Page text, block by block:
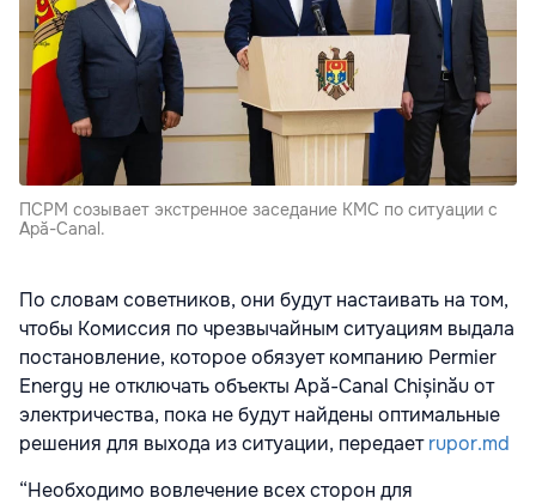
ПСРМ созывает экстренное заседание КМС по ситуации с
Apă-Canal.
По словам советников, они будут настаивать на том,
чтобы Комиссия по чрезвычайным ситуациям выдала
постановление, которое обязует компанию Permier
Energy не отключать объекты Apă-Canal Chișinău от
электричества, пока не будут найдены оптимальные
решения для выхода из ситуации, передаетrupor.md
“Необходимо вовлечение всех сторон для